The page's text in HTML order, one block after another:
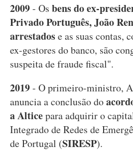
2009- Os bens do ex-
Privado Português, João
arrestadose as suas contas,
ex-gestores do banco, são
suspeita de fraude fiscal".
2019- O primeiro-ministro,
anuncia a conclusão do
a Alticepara adquirir o
Integrado de Redes de
de Portugal (SIRESP).